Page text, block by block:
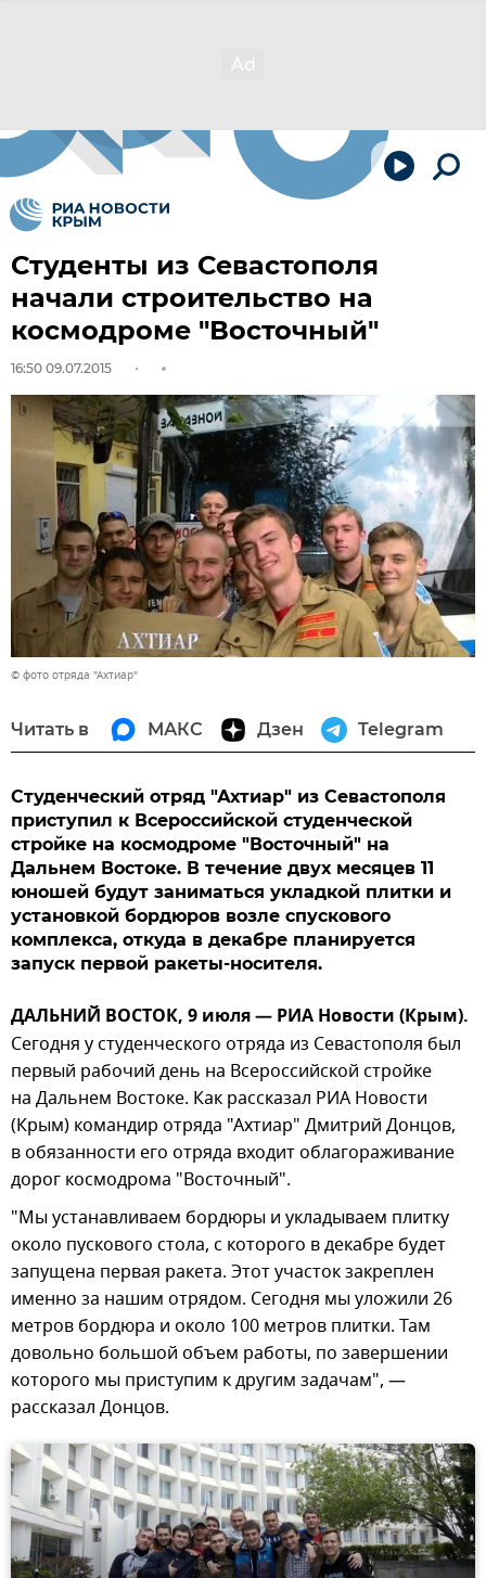
Студенты из Севастополя
начали строительство на
космодроме "Восточный"
16:50 09.07.2015
© фото отряда "Ахтиар"
Читать в МАКС Дзен Telegram
Студенческий отряд "Ахтиар" из Севастополя
приступил к Всероссийской студенческой
стройке на космодроме "Восточный" на
Дальнем Востоке. В течение двух месяцев 11
юношей будут заниматься укладкой плитки и
установкой бордюров возле спускового
комплекса, откуда в декабре планируется
запуск первой ракеты-носителя.
ДАЛЬНИЙ ВОСТОК, 9 июля — РИА Новости (Крым).
Сегодня у студенческого отряда из Севастополя был
первый рабочий день на Всероссийской стройке
на Дальнем Востоке. Как рассказал РИА Новости
(Крым) командир отряда "Ахтиар" Дмитрий Донцов,
в обязанности его отряда входит облагораживание
дорог космодрома "Восточный".
"Мы устанавливаем бордюры и укладываем плитку
около пускового стола, с которого в декабре будет
запущена первая ракета. Этот участок закреплен
именно за нашим отрядом. Сегодня мы уложили 26
метров бордюра и около 100 метров плитки. Там
довольно большой объем работы, по завершении
которого мы приступим к другим задачам", —
рассказал Донцов.